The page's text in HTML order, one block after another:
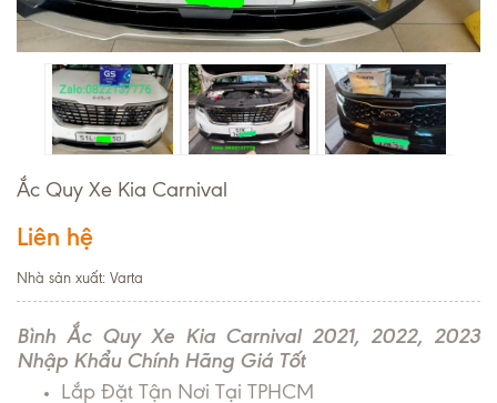
Ắc Quy Xe Kia Carnival
Liên hệ
Nhà sản xuất: Varta
Bình Ắc Quy Xe Kia Carnival 2021, 2022, 2023
Nhập Khẩu Chính Hãng Giá Tốt
Lắp Đặt Tận Nơi Tại TPHCM